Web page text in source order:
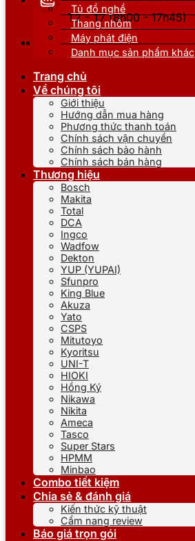
T2 - T7 (8h00 - 17h45)
Tủ đồ nghề
Thang nhôm
Máy phát điện
Danh mục sản phẩm khác
Trang chủ
Về chúng tôi
Giới thiệu
Hướng dẫn mua hàng
Phương thức thanh toán
Chính sách vận chuyển
Chính sách bảo hành
Chính sách bán hàng
Thương hiệu
Bosch
Makita
Total
DCA
Ingco
Wadfow
Dekton
YUP (YUPAI)
Sfunpro
King Blue
Akuza
Yato
CSPS
Mitutoyo
Kyoritsu
UNI-T
HIOKI
Hồng Ký
Nikawa
Nikita
Ameca
Tasco
Super Stars
HPMM
Minbao
Combo tiết kiệm
Chia sẻ & đánh giá
Kiến thức kỹ thuật
Cẩm nang review
Báo giá trọn gói